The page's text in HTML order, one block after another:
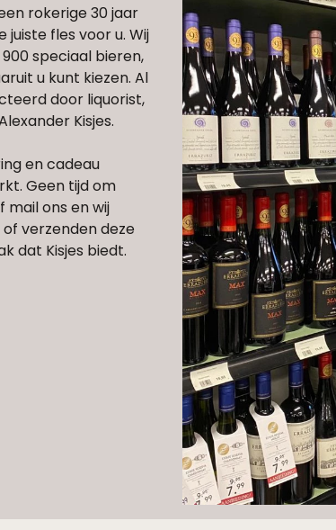
rokerige 30 jaar
juiste fles voor u. Wij
speciaal bieren,
u kunt kiezen. Al
door liquorist,
Kisjes.
en cadeau
Geen tijd om
mail ons en wij
verzenden deze
dat Kisjes biedt.